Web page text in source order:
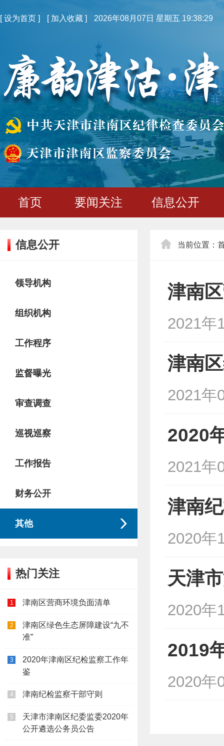
[设为首页 ] [ 加入收藏 ] 2026年08月07日 星期五 19:38:30
首页 要闻关注 信息公开
信息公开
领导机构
组织机构
工作程序
监督曝光
审查调查
巡视巡察
工作报告
财务公开
其他
热门关注
1 津南区营商环境负面清单
2
津南区绿色生态屏障建设“九不
准”
3
2020年津南区纪检监察工作年
鉴
4 津南纪检监察干部守则
5
天津市津南区纪委监委2020年
公开遴选公务员公告
当前位置：
津南
2021
津南
2021
2020
2021
津南
2020
天津
2020
2019
2020